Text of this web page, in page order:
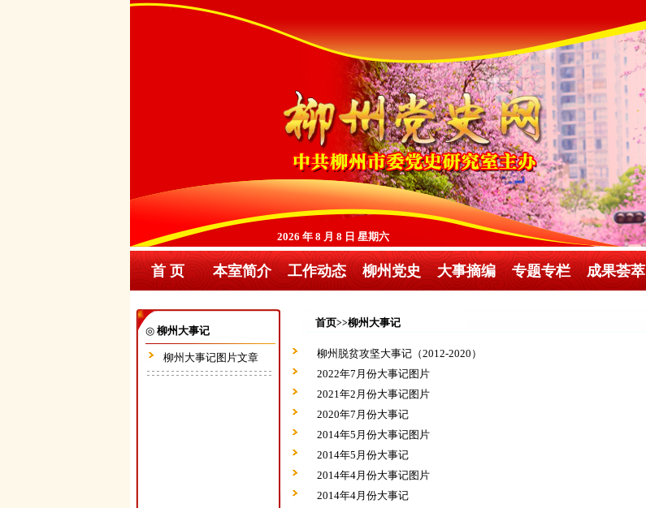
2026 年 8 月 8 日 星期六
首 页 本室简介 工作动态 柳州党史 大事摘编 专题专栏 成果荟萃
◎ 柳州大事记
柳州大事记图片文章
首页>>柳州大事记
柳州脱贫攻坚大事记（2012-2020）
2022年7月份大事记图片
2021年2月份大事记图片
2020年7月份大事记
2014年5月份大事记图片
2014年5月份大事记
2014年4月份大事记图片
2014年4月份大事记